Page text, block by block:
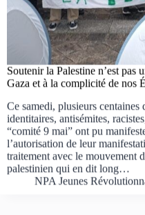
Soutenir la Palestine n’est pas
Gaza et à la complicité de nos
Ce samedi, plusieurs centaines
identitaires, antisémites,
“comité 9 mai” ont pu
l’autorisation de leur
traitement avec le mouvement
palestinien qui en dit long…
NPA Jeunes